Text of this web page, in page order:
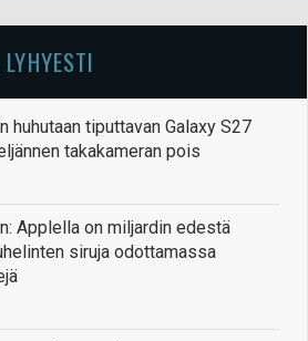
huhutaan tiputtavan Galaxy S27
takakameran pois
Applella on miljardin edestä
siruja odottamassa